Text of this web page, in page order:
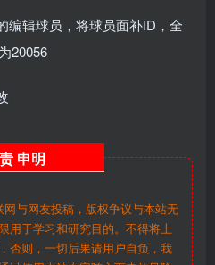
编辑球员，将球员面补ID，全
20056
申明
与网友投稿，版权争议与本站无
用于学习和研究目的。不得将上
否则，一切后果请用户自负，我